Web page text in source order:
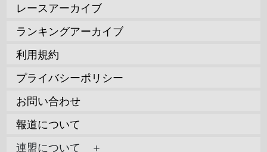
レースアーカイブ
ランキングアーカイブ
利用規約
プライバシーポリシー
お問い合わせ
報道について
連盟について ＋